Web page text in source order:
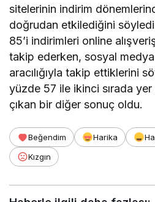
sitelerinin indirim
doğrudan etkilediğini söyledi.
85’i indirimleri online
takip ederken, sosyal
aracılığıyla takip ettiklerini
yüzde 57 ile ikinci sırada yer
çıkan bir diğer sonuç oldu.
Beğendim Harika
Kızgın